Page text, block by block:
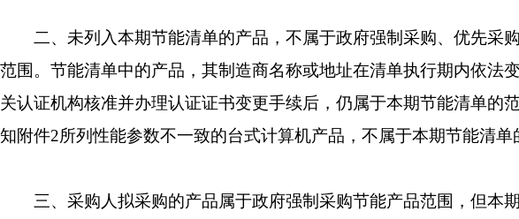
二、未列入本期节能清单的产品，不属于政府强制采购、优先采
范围。节能清单中的产品，其制造商名称或地址在清单执行期内依法
关认证机构核准并办理认证证书变更手续后，仍属于本期节能清单的
知附件2所列性能参数不一致的台式计算机产品，不属于本期节能清单
三、采购人拟采购的产品属于政府强制采购节能产品范围，但本